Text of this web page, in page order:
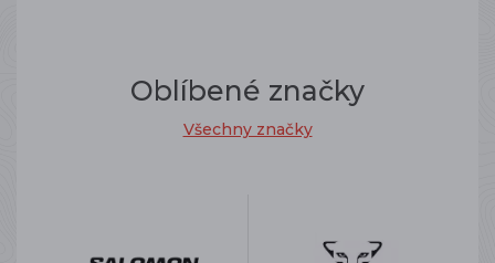
Oblíbené značky
Všechny značky